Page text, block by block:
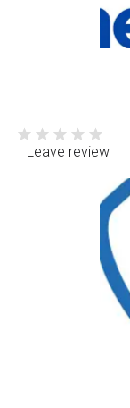
Leave review